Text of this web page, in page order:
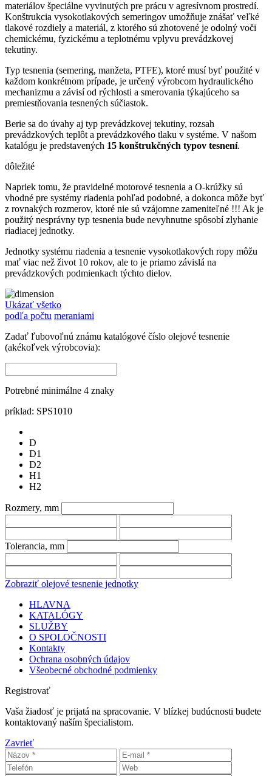
materiálov špeciálne vyvinutých pre prácu v agresívnom prostredí.
Konštrukcia vysokotlakových semeringov umožňuje znášať veľké
tlakové rozdiely a materiál, z ktorého sú zhotovené je odolný voči
chemickému, fyzickému a teplotnému vplyvu prevádzkovej
tekutiny.
Typ tesnenia (semering, manžeta, PTFE), ktoré musí byť použité v
každom konkrétnom prípade, je určený výrobcom hydraulického
mechanizmu a závisí od rýchlosti a smerovania týkajúceho sa
premiestňovania tesnených súčiastok.
Berie sa do úvahy aj typ prevádzkovej tekutiny, rozsah
prevádzkových teplôt a prevádzkového tlaku v systéme. V našom
katalógu je predstavených 15 konštrukčných typov tesnení.
dôležité
Napriek tomu, že pravidelné motorové tesnenia a O-krúžky sú
vhodné pre systémy riadenia pohľad podobné, a dokonca môže byť
z rovnakých rozmerov, ktoré nie sú vzájomne zameniteľné !!! Ak je
použitý nesprávny typ tesnenia bude nevyhnutne spôsobí zlyhanie
riadiacej jednotky.
Jednotky systému riadenia a tesnenie vysokotlakových ropy môžu
mať viac než život 10 rokov, ale to je priamo závislá na
prevádzkových podmienkach týchto dielov.
Ukázať všetko
podľa počtu meraniami
Zadať ľubovoľnú známu katalógové číslo olejové tesnenie
(akékoľvek výrobcovia):
Potrebné minimálne 4 znaky
príklad: SPS1010
D
D1
D2
H1
H2
Rozmery, mm
Tolerancia, mm
Zobraziť olejové tesnenie jednotky
HLAVNA
KATALÓGY
SLUŽBY
O SPOLOČNOSTI
Kontakty
Ochrana osobných údajov
Všeobecné obchodné podmienky
Registrovať
Vaša žiadosť je prijatá na spracovanie. V blízkej budúcnosti budete
kontaktovaný naším špecialistom.
Zavrieť